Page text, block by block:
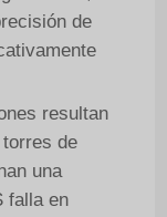
de
resultan
de
una
falla en